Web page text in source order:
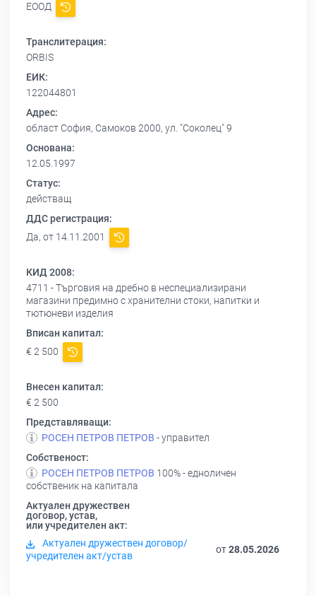
ЕООД
Транслитерация:
ORBIS
ЕИК:
122044801
Адрес:
област София, Самоков 2000, ул. "Соколец" 9
Основана:
12.05.1997
Статус:
действащ
ДДС регистрация:
Да, от 14.11.2001
КИД 2008:
4711 - Търговия на дребно в неспециализирани
магазини предимно с хранителни стоки, напитки и
тютюневи изделия
Вписан капитал:
€ 2 500
Внесен капитал:
€ 2 500
Представляващи:
РОСЕН ПЕТРОВ ПЕТРОВ - управител
Собственост:
РОСЕН ПЕТРОВ ПЕТРОВ 100% - едноличен
собственик на капитала
Актуален дружествен
договор, устав,
или учредителен акт:
Актуален дружествен договор/
учредителен акт/устав
от28.05.2026